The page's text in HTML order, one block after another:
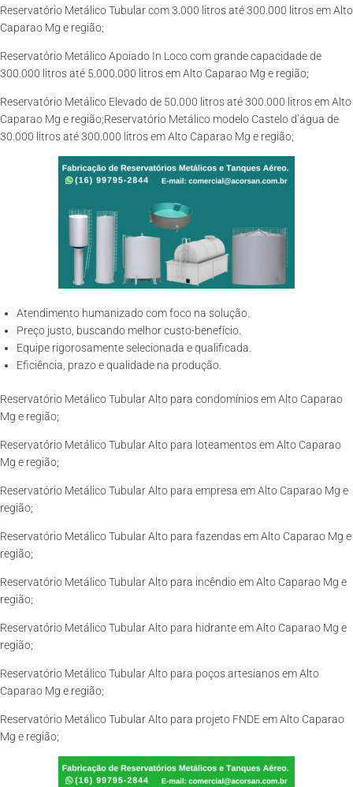
Reservatório Metálico Tubular com 3.000 litros até 300.000 litros em Alto
Caparao Mg e região;
Reservatório Metálico Apoiado In Loco com grande capacidade de
300.000 litros até 5.000.000 litros em Alto Caparao Mg e região;
Reservatório Metálico Elevado de 50.000 litros até 300.000 litros em Alto
Caparao Mg e região;Reservatório Metálico modelo Castelo d’água de
30.000 litros até 300.000 litros em Alto Caparao Mg e região;
Atendimento humanizado com foco na solução.
Preço justo, buscando melhor custo-benefício.
Equipe rigorosamente selecionada e qualificada.
Eficiência, prazo e qualidade na produção.
Reservatório Metálico Tubular Alto para condomínios em Alto Caparao
Mg e região;
Reservatório Metálico Tubular Alto para loteamentos em Alto Caparao
Mg e região;
Reservatório Metálico Tubular Alto para empresa em Alto Caparao Mg e
região;
Reservatório Metálico Tubular Alto para fazendas em Alto Caparao Mg e
região;
Reservatório Metálico Tubular Alto para incêndio em Alto Caparao Mg e
região;
Reservatório Metálico Tubular Alto para hidrante em Alto Caparao Mg e
região;
Reservatório Metálico Tubular Alto para poços artesianos em Alto
Caparao Mg e região;
Reservatório Metálico Tubular Alto para projeto FNDE em Alto Caparao
Mg e região;